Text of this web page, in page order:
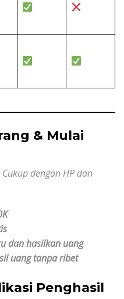
& Mulai
dengan HP dan
dan hasilkan uang
uang tanpa ribet
Penghasil